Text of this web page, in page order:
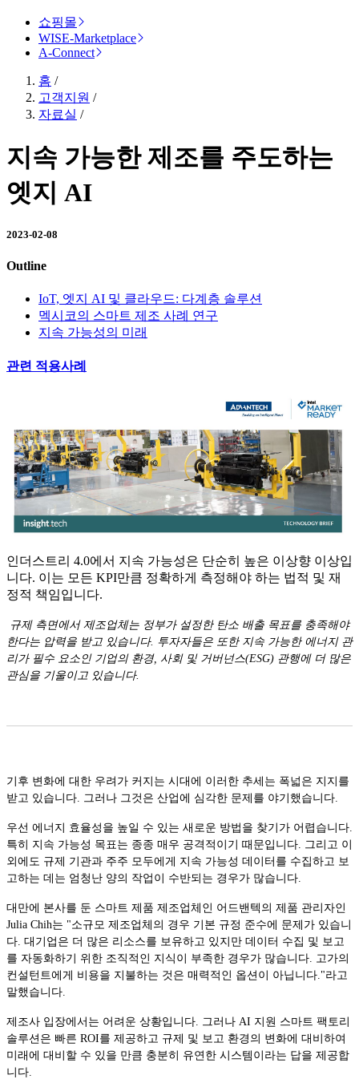
쇼핑몰
WISE-Marketplace
A-Connect
홈 /
고객지원 /
자료실 /
지속 가능한 제조를 주도하는
엣지 AI
2023-02-08
Outline
IoT, 엣지 AI 및 클라우드: 다계층 솔루션
멕시코의 스마트 제조 사례 연구
지속 가능성의 미래
관련 적용사례
인더스트리 4.0에서 지속 가능성은 단순히 높은 이상향 이상입
니다. 이는 모든 KPI만큼 정확하게 측정해야 하는 법적 및 재
정적 책임입니다.
규제 측면에서 제조업체는 정부가 설정한 탄소 배출 목표를 충족해야
한다는 압력을 받고 있습니다. 투자자들은 또한 지속 가능한 에너지 관
리가 필수 요소인 기업의 환경, 사회 및 거버넌스(ESG) 관행에 더 많은
관심을 기울이고 있습니다.
기후 변화에 대한 우려가 커지는 시대에 이러한 추세는 폭넓은 지지를
받고 있습니다. 그러나 그것은 산업에 심각한 문제를 야기했습니다.
우선 에너지 효율성을 높일 수 있는 새로운 방법을 찾기가 어렵습니다.
특히 지속 가능성 목표는 종종 매우 공격적이기 때문입니다. 그리고 이
외에도 규제 기관과 주주 모두에게 지속 가능성 데이터를 수집하고 보
고하는 데는 엄청난 양의 작업이 수반되는 경우가 많습니다.
대만에 본사를 둔 스마트 제품 제조업체인 어드밴텍의 제품 관리자인
Julia Chih는 "소규모 제조업체의 경우 기본 규정 준수에 문제가 있습니
다. 대기업은 더 많은 리소스를 보유하고 있지만 데이터 수집 및 보고
를 자동화하기 위한 조직적인 지식이 부족한 경우가 많습니다. 고가의
컨설턴트에게 비용을 지불하는 것은 매력적인 옵션이 아닙니다."라고
말했습니다.
제조사 입장에서는 어려운 상황입니다. 그러나 AI 지원 스마트 팩토리
솔루션은 빠른 ROI를 제공하고 규제 및 보고 환경의 변화에 ​​대비하여
미래에 대비할 수 있을 만큼 충분히 유연한 시스템이라는 답을 제공합
니다.